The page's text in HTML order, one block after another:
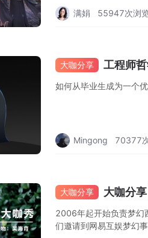
满娟 55947次浏
大咖分享 工程师
如何从毕业生成为一个
Mingong 70377
大咖分享 大咖分
2006年起开始负责梦幻
们邀请到网易互娱梦幻